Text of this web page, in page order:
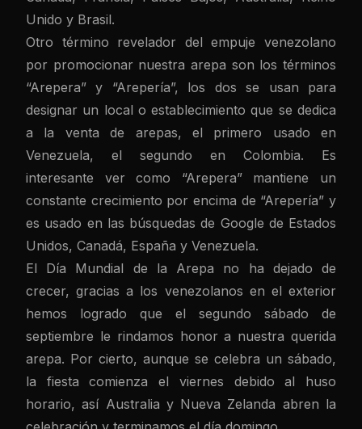
Unido y Brasil.
Otro término revelador del empuje venezolano
por promocionar nuestra arepa son los términos
“Arepera” y “Arepería”, los dos se usan para
designar un local o establecimiento que se dedica
a la venta de arepas, el primero usado en
Venezuela, el segundo en Colombia. Es
interesante ver como “Arepera” mantiene un
constante crecimiento por encima de “Arepería” y
es usado en las búsquedas de Google de Estados
Unidos, Canadá, España y Venezuela.
El Día Mundial de la Arepa no ha dejado de
crecer, gracias a los venezolanos en el exterior
hemos logrado que el segundo sábado de
septiembre le rindamos honor a nuestra querida
arepa. Por cierto, aunque se celebra un sábado,
la fiesta comienza el viernes debido al huso
horario, así Australia y Nueva Zelanda abren la